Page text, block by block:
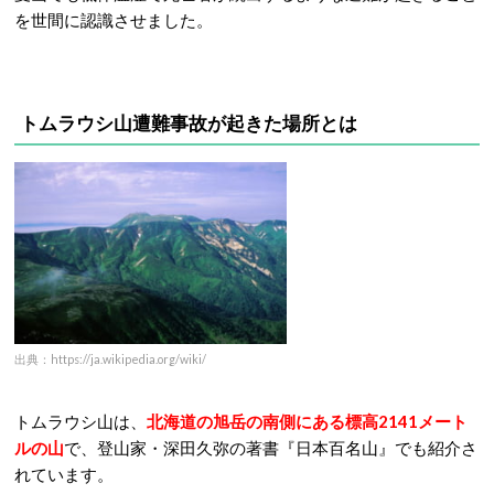
を世間に認識させました。
トムラウシ山遭難事故が起きた場所とは
出典：https://ja.wikipedia.org/wiki/
トムラウシ山は、 北海道の旭岳の南側にある標高2141メート
ルの山で、登山家・深田久弥の著書『日本百名山』でも紹介さ
れています。